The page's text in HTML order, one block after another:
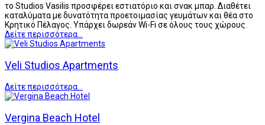
το Studios Vasilis προσφέρει εστιατόριο και σνακ μπαρ. Διαθέτει
καταλύματα με δυνατότητα προετοιμασίας γευμάτων και θέα στο
Κρητικό Πέλαγος. Υπάρχει δωρεάν Wi-Fi σε όλους τους χώρους.
Δείτε περισσότερα...
Veli Studios Apartments
Δείτε περισσότερα...
Vergina Beach Hotel